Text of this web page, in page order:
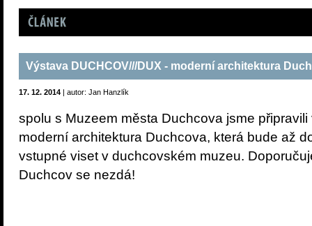
Článek
Výstava DUCHCOV///DUX - moderní architektura
17. 12. 2014 | autor: Jan Hanzlík
spolu s Muzeem města Duchcova jsme
moderní architektura Duchcova, která bude až
vstupné viset v duchcovském muzeu.
Duchcov se nezdá!